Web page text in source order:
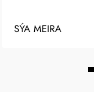
SÝA MEIRA